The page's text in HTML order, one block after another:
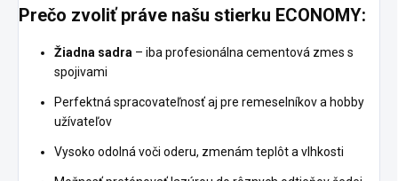
Prečo zvoliť práve našu stierku ECONOMY:
Žiadna sadra – iba profesionálna cementová zmes s
spojivami
Perfektná spracovateľnosť aj pre remeselníkov a hobby
užívateľov
Vysoko odolná voči oderu, zmenám teplôt a vlhkosti